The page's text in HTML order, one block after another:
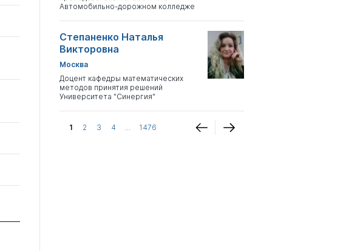
Автомобильно-дорожном колледже
Степаненко Наталья
Викторовна
Москва
Доцент кафедры математических
методов принятия решений
Университета "Синергия"
1 2 3 4 ... 1476